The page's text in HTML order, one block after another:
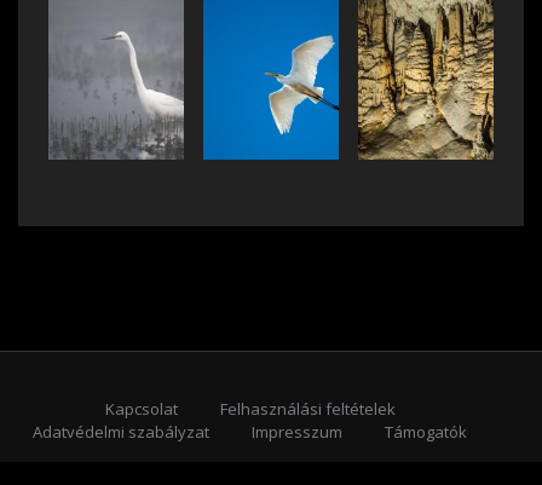
Kapcsolat
Felhasználási feltételek
Adatvédelmi szabályzat
Impresszum
Támogatók